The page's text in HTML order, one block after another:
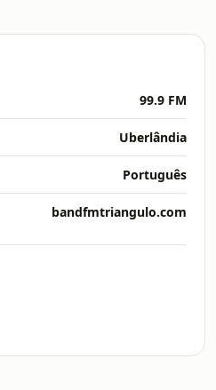
99.9 FM
Uberlândia
Português
bandfmtriangulo.com